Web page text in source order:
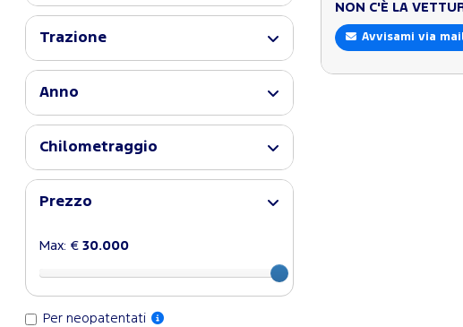
Trazione
Anno
Chilometraggio
Prezzo
Max: € 30.000
Per neopatentati
NON C'È LA
Avvisami via